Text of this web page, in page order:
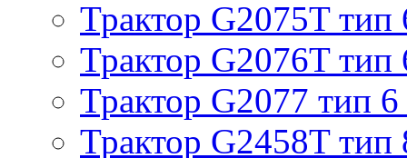
Трактор G2075T тип
Трактор G2076T тип
Трактор G2077 тип 6
Трактор G2458T тип